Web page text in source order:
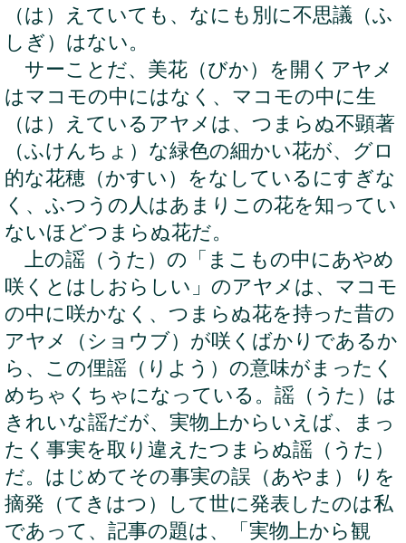
（は）えていても、なにも別に不思議（ふ
しぎ）はない。
サーことだ、美花（びか）を開くアヤメ
はマコモの中にはなく、マコモの中に生
（は）えているアヤメは、つまらぬ不顕著
（ふけんちょ）な緑色の細かい花が、グロ
的な花穂（かすい）をなしているにすぎな
く、ふつうの人はあまりこの花を知ってい
ないほどつまらぬ花だ。
上の謡（うた）の「まこもの中にあやめ
咲くとはしおらしい」のアヤメは、マコモ
の中に咲かなく、つまらぬ花を持った昔の
アヤメ（ショウブ）が咲くばかりであるか
ら、この俚謡（りよう）の意味がまったく
めちゃくちゃになっている。謡（うた）は
きれいな謡だが、実物上からいえば、まっ
たく事実を取り違えたつまらぬ謡（うた）
だ。はじめてその事実の誤（あやま）りを
摘発（てきはつ）して世に発表したのは私
であって、記事の題は、「実物上から観